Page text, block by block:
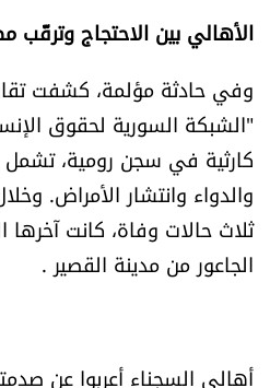
الأهالي بين الاحتجاج وترقّب
وفي حادثة مؤلمة، كشفت
"الشبكة السورية لحقوق
كارثية في سجن رومية،
والدواء وانتشار الأمراض.
ثلاث حالات وفاة، كانت
الجاعور من مدينة القصير .
أهالي السجناء أعربوا عن